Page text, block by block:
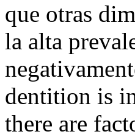
que otras
la alta
dentition is
there are